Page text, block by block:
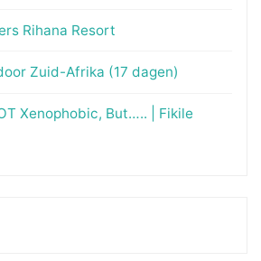
Rihana Resort
Zuid-Afrika (17 dagen)
Xenophobic, But….. | Fikile